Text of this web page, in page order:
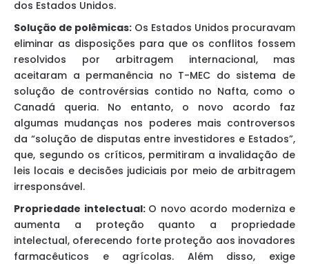
dos Estados Unidos.
Solução de polêmicas: Os Estados Unidos procuravam
eliminar as disposições para que os conflitos fossem
resolvidos por arbitragem internacional, mas
aceitaram a permanência no T-MEC do sistema de
solução de controvérsias contido no Nafta, como o
Canadá queria. No entanto, o novo acordo faz
algumas mudanças nos poderes mais controversos
da “solução de disputas entre investidores e Estados”,
que, segundo os críticos, permitiram a invalidação de
leis locais e decisões judiciais por meio de arbitragem
irresponsável.
Propriedade intelectual: O novo acordo moderniza e
aumenta a proteção quanto a propriedade
intelectual, oferecendo forte proteção aos inovadores
farmacêuticos e agrícolas. Além disso, exige